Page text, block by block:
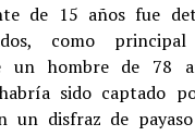
de 15 años fue
como
un hombre de 78
sido captado
un disfraz de